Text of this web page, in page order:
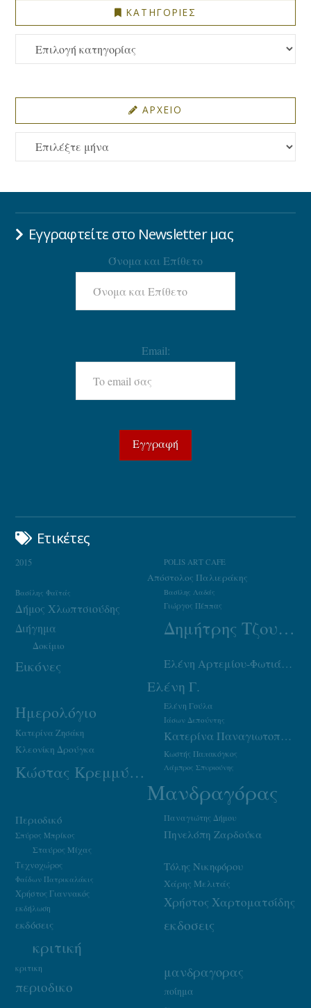
ΚΑΤΗΓΟΡΙΕΣ
ΚΑΤΗΓΟΡΙΕΣ
ΑΡΧΕΙΟ
ΑΡΧΕΙΟ
Εγγραφτείτε στο Newsletter μας
Όνομα και Επίθετο
Email:
Ετικέτες
2015 POLIS ART CAFE
Απόστολος Παλιεράκης
Βασίλης Λαδάς
Βασίλης Φαϊτάς
Γιώργος Πέππας
Δήμος Χλωπτσιούδης
Δημήτρης Τζουμάκας
Διήγημα
Δοκίμιο
Εικόνες Ελένη Αρτεμίου-Φωτιάδου
Ελένη Γ.
Ελένη Γούλα
Ημερολόγιο Ιάσων Δεπούντης
Κατερίνα Ζησάκη Κατερίνα Παναγιωτοπούλου
Κλεονίκη Δρούγκα Κωστής Παπακόγκος
Κώστας Κρεμμύδας Λάμπρος Σπυριούνης
Μανδραγόρας
Παναγιώτης Δήμου
Περιοδικό
Πηνελόπη Ζαρδούκα
Σπύρος Μπρίκος
Σταύρος Μίχας
Τεχνοχώρος
Τόλης Νικηφόρου
Φαίδων Πατρικαλάκις Χάρης Μελιτάς
Χρήστος Γιαννακός
Χρήστος Χαρτοματσίδης
εκδήλωση
εκδοσεις
εκδόσεις
κριτική
κριτικη μανδραγορας
περιοδικο ποίημα